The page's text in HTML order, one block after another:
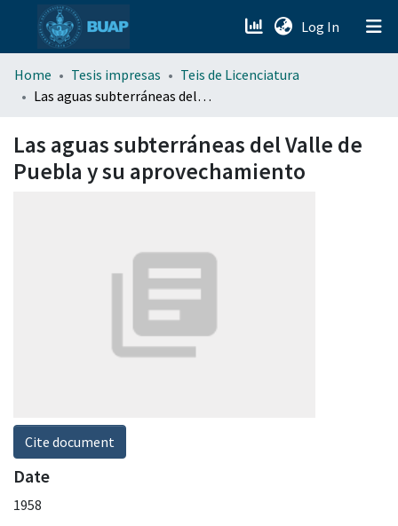
Log In (current)
menu.section.about_menu
Home Tesis impresas
Teis de Licenciatura
Las aguas subterráneas del Valle de Puebla y su aprovechamiento
Las aguas subterráneas del Valle de
Puebla y su aprovechamiento
Cite document
Date
1958